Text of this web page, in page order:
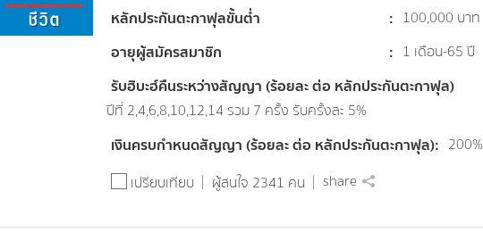
หลักประกันตะกาฟุลขั้นต่ำ 100,000 บาท
อายุผู้สมัครสมาชิก 1 เดือน-65 ปี
รับฮิบะฮ์คืนระหว่างสัญญา (ร้อยละ ต่อ หลักประกันตะกาฟุล)
ปีที่ 2,4,6,8,10,12,14 รวม 7 ครั้ง รับครั้งละ 5%
เงินครบกำหนดสัญญา (ร้อยละ ต่อ หลักประกันตะกาฟุล)
200%
เปรียบเทียบ
ผู้สนใจ 2341 คน share